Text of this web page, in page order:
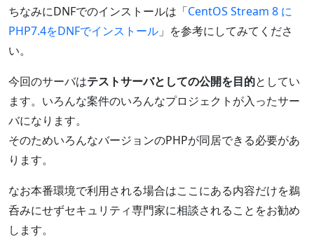
ちなみにDNFでのインストールは「CentOS Stream 8 に
PHP7.4をDNFでインストール」を参考にしてみてくださ
い。
今回のサーバはテストサーバとしての公開を目的としてい
ます。いろんな案件のいろんなプロジェクトが入ったサー
バになります。
そのためいろんなバージョンのPHPが同居できる必要があ
ります。
なお本番環境で利用される場合はここにある内容だけを鵜
呑みにせずセキュリティ専門家に相談されることをお勧め
します。